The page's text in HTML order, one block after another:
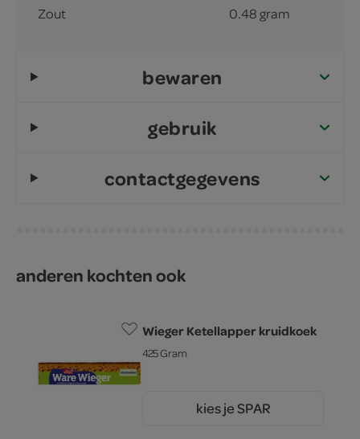
Zout 0.48 gram
bewaren
gebruik
contactgegevens
anderen kochten ook
Wieger Ketellapper kruidkoek
425 Gram
kies je SPAR